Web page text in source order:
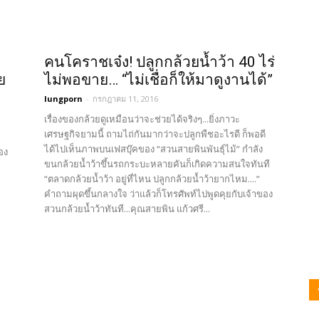
ง
คนโคราชเจ๋ง! ปลูกกล้วยน้ำว้า 40 ไร่
ไม่พอขาย… “ไม่เชื่อก็ให้มาดูงานได้”‬
lungporn - กรกฎาคม 11, 2016
เรื่องของกล้วยดูเหมือนว่าจะช่วยได้จริงๆ...ยิ่งภาวะ
เศรษฐกิจยามนี้ ถามไถ่กันมากว่าจะปลูกพืชอะไรดี ก็พอดี
ได้ไปเห็นภาพบนเฟสบุ๊คของ “สวนสายพินพันธุ์ไม้” กำลัง
ขนกล้วยน้ำว้าขึ้นรถกระบะหลายคันก็เกิดความสนใจทันที
“ตลาดกล้วยน้ำว้า อยู่ที่ไหน ปลูกกล้วยน้ำว้ายากไหม....”
คำถามผุดขึ้นกลางใจ ว่าแล้วก็โทรศัพท์ไปพูดคุยกับเจ้าของ
สวนกล้วยน้ำว้าทันที...คุณสายพิน แก้วศรี...